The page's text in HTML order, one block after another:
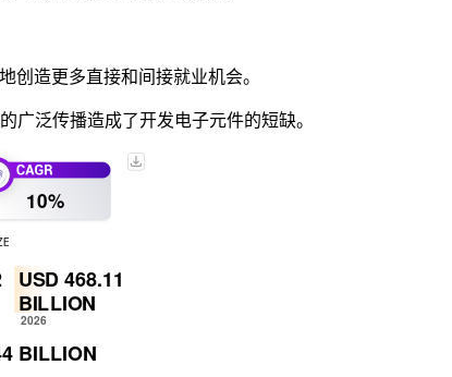
创造更多直接和间接就业机会。
广泛传播造成了开发电子元件的短缺。